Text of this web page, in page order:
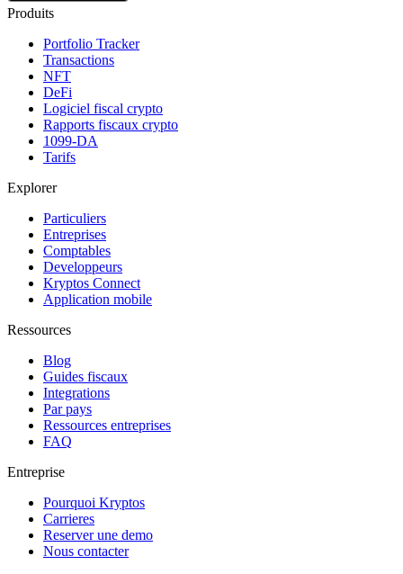
Produits
Portfolio Tracker
Transactions
NFT
DeFi
Logiciel fiscal crypto
Rapports fiscaux crypto
1099-DA
Tarifs
Explorer
Particuliers
Entreprises
Comptables
Developpeurs
Kryptos Connect
Application mobile
Ressources
Blog
Guides fiscaux
Integrations
Par pays
Ressources entreprises
FAQ
Entreprise
Pourquoi Kryptos
Carrieres
Reserver une demo
Nous contacter